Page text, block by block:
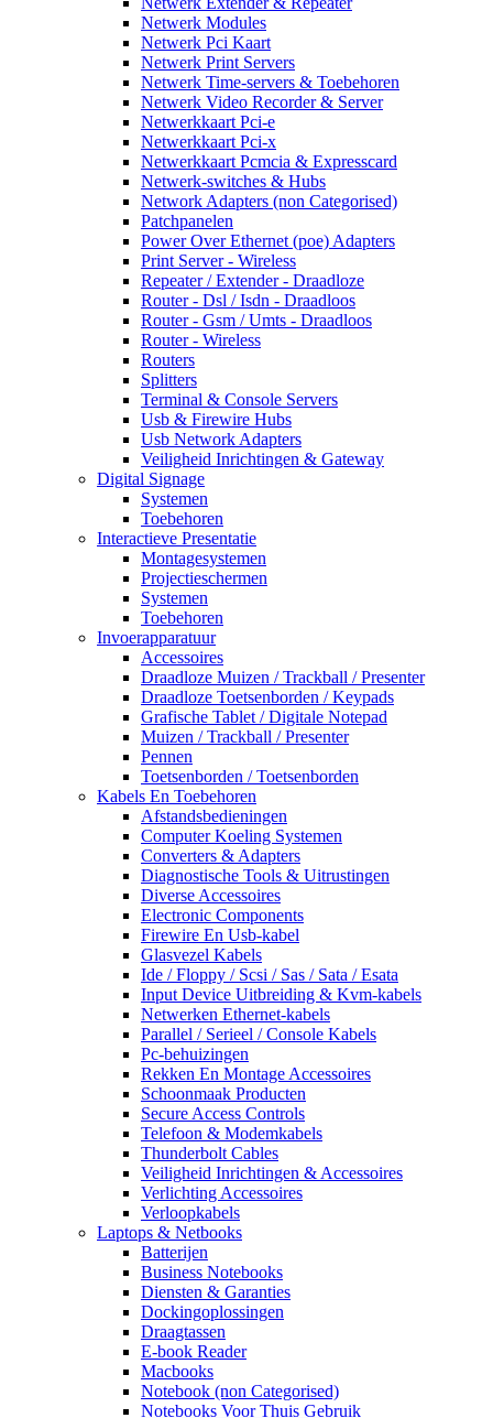
Netwerk Modules
Netwerk Pci Kaart
Netwerk Print Servers
Netwerk Time-servers & Toebehoren
Netwerk Video Recorder & Server
Netwerkkaart Pci-e
Netwerkkaart Pci-x
Netwerkkaart Pcmcia & Expresscard
Netwerk-switches & Hubs
Network Adapters (non Categorised)
Patchpanelen
Power Over Ethernet (poe) Adapters
Print Server - Wireless
Repeater / Extender - Draadloze
Router - Dsl / Isdn - Draadloos
Router - Gsm / Umts - Draadloos
Router - Wireless
Routers
Splitters
Terminal & Console Servers
Usb & Firewire Hubs
Usb Network Adapters
Veiligheid Inrichtingen & Gateway
Digital Signage
Systemen
Toebehoren
Interactieve Presentatie
Montagesystemen
Projectieschermen
Systemen
Toebehoren
Invoerapparatuur
Accessoires
Draadloze Muizen / Trackball / Presenter
Draadloze Toetsenborden / Keypads
Grafische Tablet / Digitale Notepad
Muizen / Trackball / Presenter
Pennen
Toetsenborden / Toetsenborden
Kabels En Toebehoren
Afstandsbedieningen
Computer Koeling Systemen
Converters & Adapters
Diagnostische Tools & Uitrustingen
Diverse Accessoires
Electronic Components
Firewire En Usb-kabel
Glasvezel Kabels
Ide / Floppy / Scsi / Sas / Sata / Esata
Input Device Uitbreiding & Kvm-kabels
Netwerken Ethernet-kabels
Parallel / Serieel / Console Kabels
Pc-behuizingen
Rekken En Montage Accessoires
Schoonmaak Producten
Secure Access Controls
Telefoon & Modemkabels
Thunderbolt Cables
Veiligheid Inrichtingen & Accessoires
Verlichting Accessoires
Verloopkabels
Laptops & Netbooks
Batterijen
Business Notebooks
Diensten & Garanties
Dockingoplossingen
Draagtassen
E-book Reader
Macbooks
Notebook (non Categorised)
Notebooks Voor Thuis Gebruik